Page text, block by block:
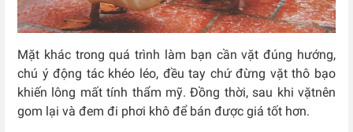
Mặt khác trong quá trình làm bạn cần vặt đúng hướng,
chú ý động tác khéo léo, đều tay chứ đừng vặt thô bạo
khiến lông mất tính thẩm mỹ. Đồng thời, sau khi vặtnên
gom lại và đem đi phơi khô để bán được giá tốt hơn.